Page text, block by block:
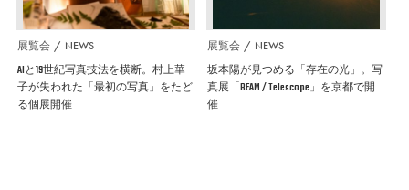
展覧会 NEWS
AIと19世紀写真技法を横断。村上華
子が失われた「最初の写真」をたど
る個展開催
展覧会 NEWS
坂本陽が見つめる「存在の光」。写
真展「BEAM / Telescope」を京都で開
催